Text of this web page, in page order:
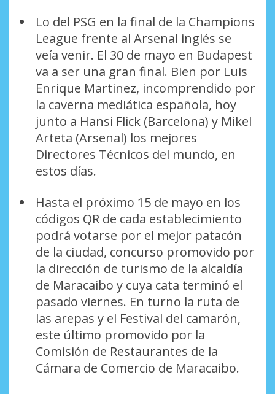
Lo del PSG en la final de la Champions
League frente al Arsenal inglés se
veía venir. El 30 de mayo en Budapest
va a ser una gran final. Bien por Luis
Enrique Martinez, incomprendido por
la caverna mediática española, hoy
junto a Hansi Flick (Barcelona) y Mikel
Arteta (Arsenal) los mejores
Directores Técnicos del mundo, en
estos días.
Hasta el próximo 15 de mayo en los
códigos QR de cada establecimiento
podrá votarse por el mejor patacón
de la ciudad, concurso promovido por
la dirección de turismo de la alcaldía
de Maracaibo y cuya cata terminó el
pasado viernes. En turno la ruta de
las arepas y el Festival del camarón,
este último promovido por la
Comisión de Restaurantes de la
Cámara de Comercio de Maracaibo.